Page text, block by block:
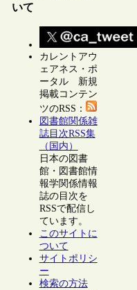
いて
カレントアウ
ェアネス・ポ
ータル 新規
掲載コンテン
ツのRSS：
図書館関係雑
誌目次RSS集
（国内）
日本の図書
館・図書館情
報学関係情報
誌の目次を
RSSで配信し
ています。
このサイトに
ついて
サイトポリシ
ー
検索の方法